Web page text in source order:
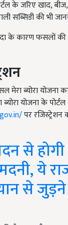
के जरिए खाद,
सब्सिडी की भी
के कारण फसलों की
ब्योरा योजना
योजना के पोर्टल
पर
से
ये
से